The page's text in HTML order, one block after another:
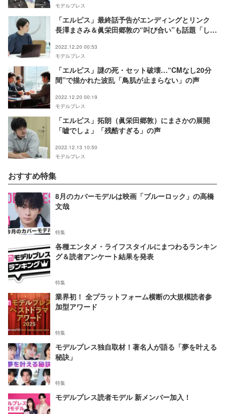
モデルプレス
「エルピス」最終話予告がエンディングとリンク
長澤まさみ＆眞栄田郷敦の“叫び合い”も話題「しび
2022.12.20 00:53
モデルプレス
「エルピス」謎の死・セット破壊…“CMなし20分
間”で描かれた波乱「鳥肌が止まらない」の声
2022.12.20 00:19
モデルプレス
「エルピス」拓朗（眞栄田郷敦）にまさかの展開
「嘘でしょ」「残酷すぎる」の声
2022.12.13 10:50
モデルプレス
おすすめ特集
8月のカバーモデルは映画「ブルーロック」の高橋
文哉
特集
各種エンタメ・ライフスタイルにまつわるランキン
グ＆読者アンケート結果を発表
特集
業界初！ 全プラットフォーム横断の大規模読者参
加型アワード
特集
モデルプレス独自取材！著名人が語る「夢を叶える
秘訣」
特集
モデルプレス読者モデル 新メンバー加入！